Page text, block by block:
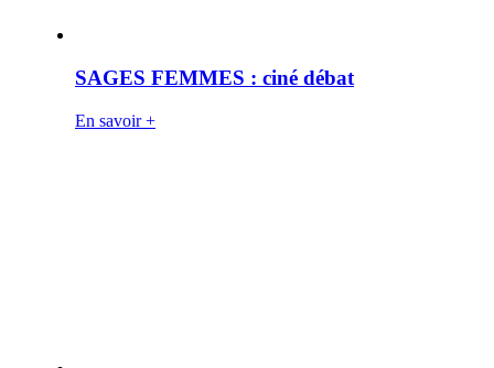
SAGES FEMMES : ciné débat
En savoir +